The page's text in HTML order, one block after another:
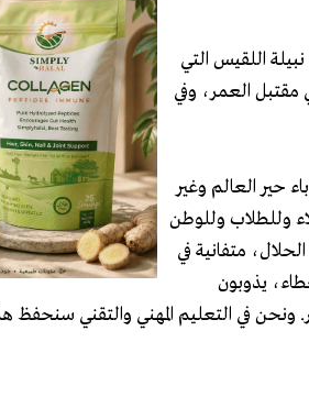
اللقيس التي
مقتبل العمر، وفي
حير العالم وغير
وللطلاب وللوطن
متفانية في
يذوبون
ونحن في التعليم المهني والتقني